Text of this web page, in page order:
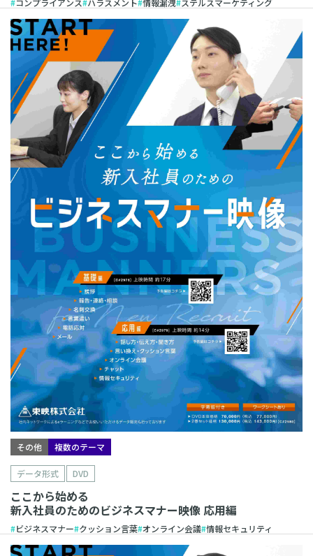
コンプライアンス ハラスメント 情報漏洩 ステルスマーケティング
その他 複数のテーマ
データ形式 DVD
ここから始める
新入社員のためのビジネスマナー映像 応用編
ビジネスマナー クッション言葉 オンライン会議 情報セキュリティ